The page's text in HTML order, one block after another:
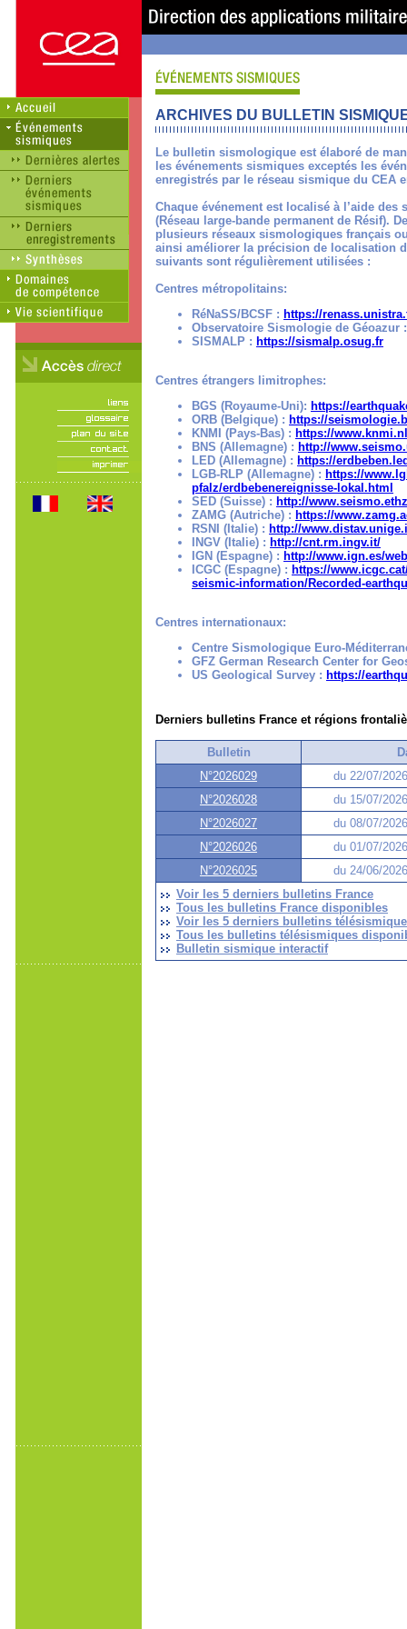
ARCHIVES DU BULLETIN
Le bulletin sismologique est élaboré de
les événements sismiques exceptés les
enregistrés par le réseau sismique du CEA
Chaque événement est localisé à l’aide
(Réseau large-bande permanent de Résif).
plusieurs réseaux sismologiques français
ainsi améliorer la précision de localisation
suivants sont régulièrement utilisées :
Centres métropolitains:
RéNaSS/BCSF : https://
Observatoire Sismologie de Géoazur
SISMALP : https://sismalp.osug.fr
Centres étrangers limitrophes:
BGS (Royaume-Uni): https://
ORB (Belgique) : https://
KNMI (Pays-Bas) : https://
BNS (Allemagne) : http://
LED (Allemagne) : https://
LGB-RLP (Allemagne) : https://
pfalz/erdbebenereignisse-lokal.html
SED (Suisse) : http://
ZAMG (Autriche) : https://
RSNI (Italie) : http://
INGV (Italie) : http://cnt.rm.ingv.it/
IGN (Espagne) : http://www.ign.es/
ICGC (Espagne) : https://
seismic-information/Recorded-
Centres internationaux:
Centre Sismologique Euro-
GFZ German Research Center for
US Geological Survey : https://
Derniers bulletins France et régions
Bulletin
N°2026029
du 22/07/
N°2026028
du 15/07/
N°2026027
du 08/07/
N°2026026
du 01/07/
N°2026025
du 24/06/
Voir les 5 derniers bulletins France
Tous les bulletins France disponibles
Voir les 5 derniers bulletins
Tous les bulletins télésismiques
Bulletin sismique interactif